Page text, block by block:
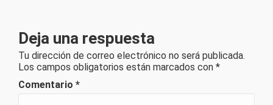
Deja una respuesta
Tu dirección de correo electrónico no será publicada.
Los campos obligatorios están marcados con *
Comentario *